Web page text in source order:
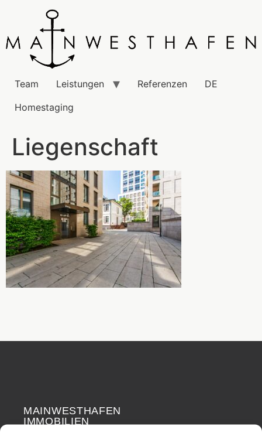
Team Leistungen Referenzen
DE
Homestaging
Liegenschaft
MAINWESTHAFEN
IMMOBILIEN